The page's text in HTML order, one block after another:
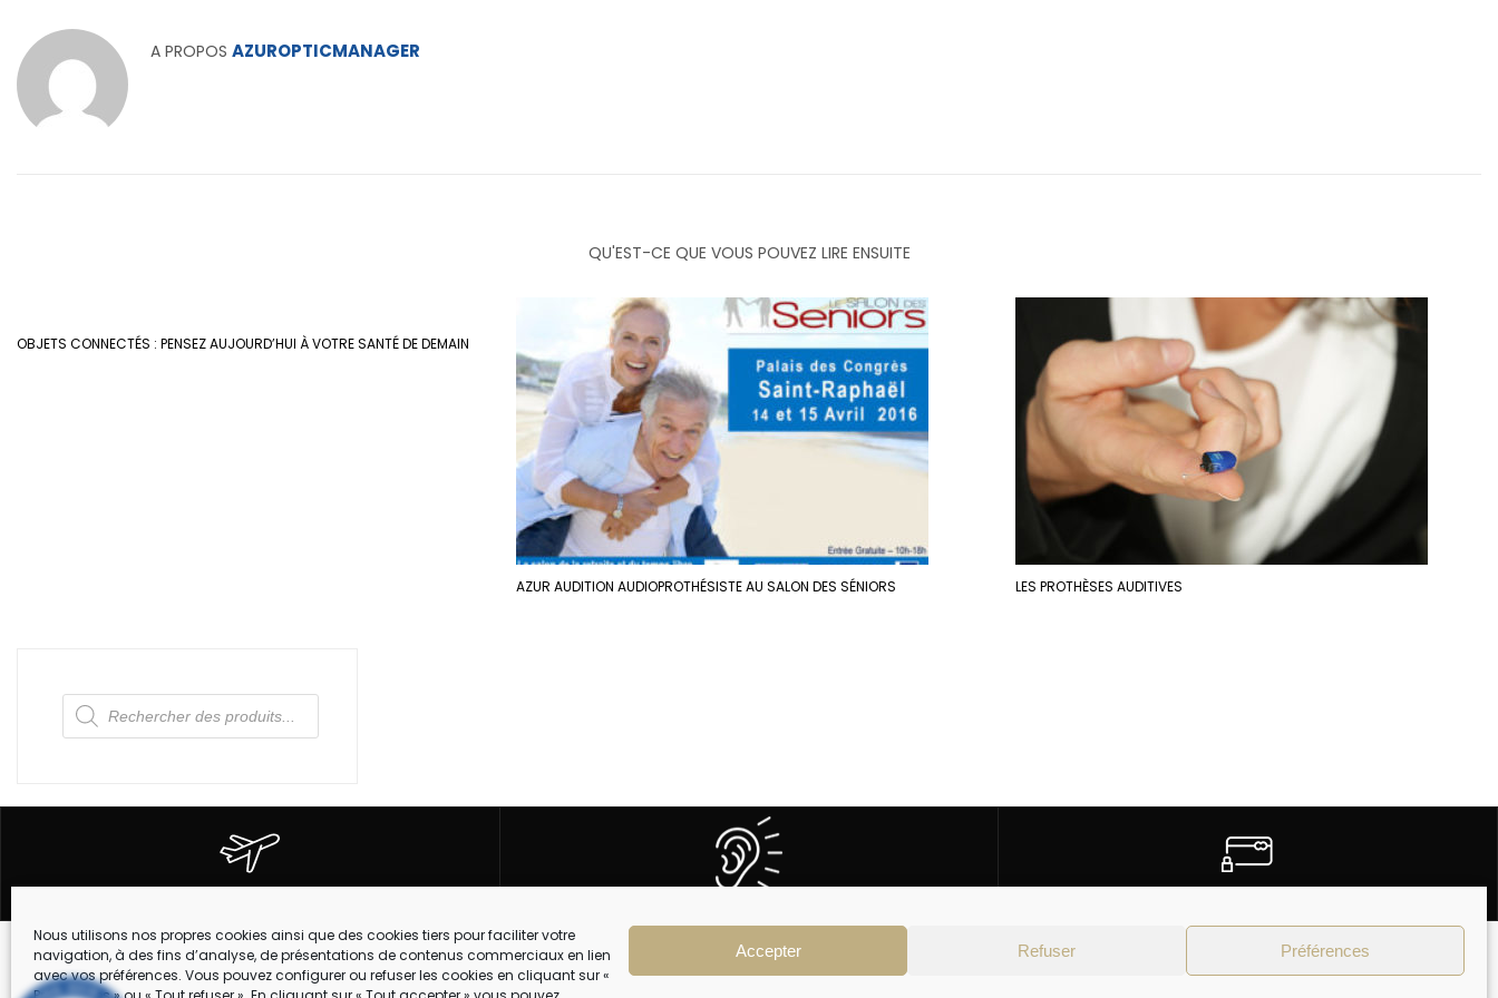
Nous utilisons nos propres cookies ainsi que des cookies tiers pour faciliter votre
navigation, à des fins d’analyse, de présentations de contenus commerciaux en lien
avec vos préférences. Vous pouvez configurer ou refuser les cookies en cliquant sur «
Accepter Refuser Préférences
A PROPOS AZUROPTICMANAGER
QU'EST-CE QUE VOUS POUVEZ LIRE ENSUITE
OBJETS CONNECTÉS : PENSEZ AUJOURD’HUI À VOTRE SANTÉ DE DEMAIN
AZUR AUDITION AUDIOPROTHÉSISTE AU SALON DES SÉNIORS LES PROTHÈSES AUDITIVES
Recherche
de
produits
Suivez-nous ! MARQUES CGV